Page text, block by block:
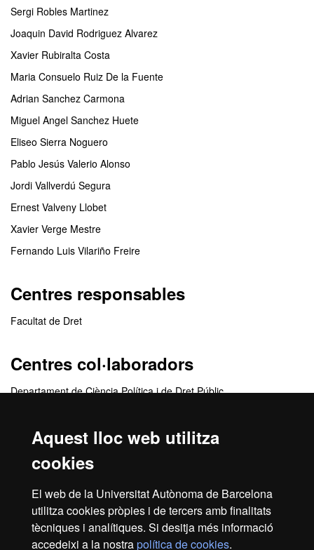
Aquest lloc web utilitza
cookies
El web de la Universitat Autònoma de Barcelona
utilitza cookies pròpies i de tercers amb finalitats
tècniques i analítiques. Si desitja més informació
accedeixi a la nostrapolítica de cookies.
Sergi Robles Martinez
Joaquin David Rodriguez Alvarez
Xavier Rubiralta Costa
Maria Consuelo Ruiz De la Fuente
Adrian Sanchez Carmona
Miguel Angel Sanchez Huete
Eliseo Sierra Noguero
Pablo Jesús Valerio Alonso
Jordi Vallverdú Segura
Ernest Valveny Llobet
Xavier Verge Mestre
Fernando Luis Vilariño Freire
Centres responsables
Facultat de Dret
Centres col·laboradors
Departament de Ciència Política i de Dret Públic
Institut d'Estudis Europeus
Departament d'Enginyeria de la Informació i de les
Comunicacions
Institut de Dret i Tecnologia
Departament de Dret Públic i de Ciències Historicojurídiques